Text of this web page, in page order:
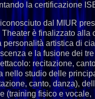
la certificazione
dal MIUR
è finalizzato alla
artistica di
e la fusione dei
recitazione,
nello studio delle
canto, danza),
(training fisico e vocale,